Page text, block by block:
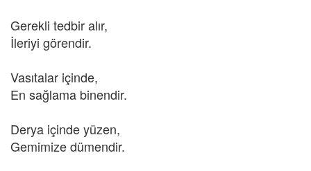
Gerekli tedbir alır,
İleriyi görendir.
Vasıtalar içinde,
En sağlama binendir.
Derya içinde yüzen,
Gemimize dümendir.